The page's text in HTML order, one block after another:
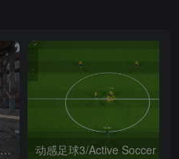
ACRODRIFT: FPV无人机模拟器/ACRODRIFT: FPV Drone Simulator 新游发布